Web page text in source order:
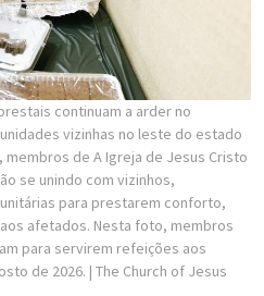
continuam a arder no
vizinhas no leste do estado
de A Igreja de Jesus Cristo
se unindo com vizinhos,
para prestarem conforto,
afetados. Nesta foto, membros
para servirem refeições aos
de 2026. | The Church of Jesus